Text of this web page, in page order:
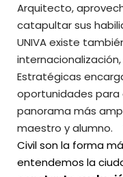
Arquitecto,
catapultar sus
UNIVA existe
Estratégicas
oportunidades
panorama más
maestro y alumno.
Civil son la forma
entendemos la